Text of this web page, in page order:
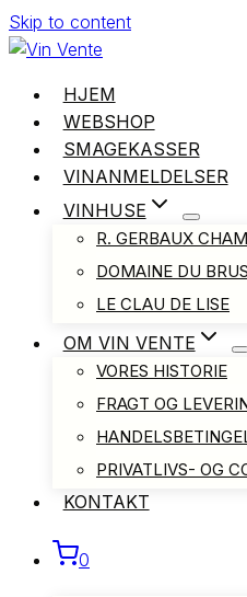
Skip to content
HJEM
WEBSHOP
SMAGEKASSER
VINANMELDELSER
VINHUSE
R. GERBAUX
DOMAINE DU
LE CLAU DE LISE
OM VIN VENTE
VORES HISTORIE
FRAGT OG
PRIVATLIVS- OG
KONTAKT
0